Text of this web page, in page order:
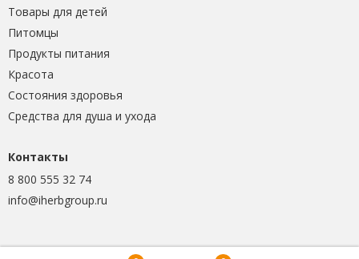
Товары для детей
Питомцы
Продукты питания
Красота
Состояния здоровья
Средства для душа и ухода
Контакты
8 800 555 32 74
info@iherbgroup.ru